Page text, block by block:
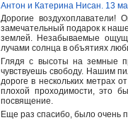
Антон и Катерина Нисан. 13
Дорогие
замечательный подарок к
землей. Незабываемые
лучами солнца в объятиях
Глядя с высоты на земные
чувствуешь свободу. Нашим
дороге в нескольких метрах
плохой проходимости, это
посвящение.
Еще раз спасибо, было очень